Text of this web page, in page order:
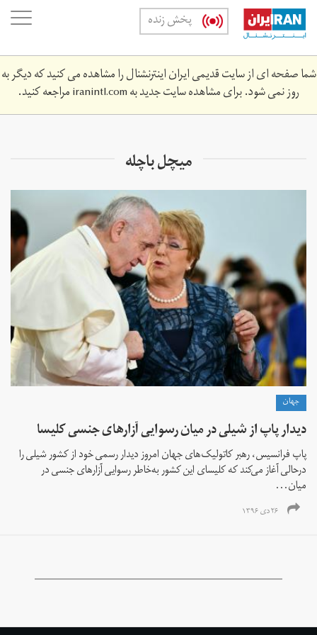
Skip
main
content
پخش زنده
شما صفحه ای از سایت قدیمی ایران اینترنشنال را مشاهده می کنید که دیگر به
روز نمی شود. برای مشاهده سایت جدید بهiranintl.comمراجعه کنید.
میچل باچله
جهان
دیدار پاپ از شیلی در میان رسوایی آزارهای جنسی کلیسا
پاپ فرانسیس، رهبر کاتولیک‌های جهان امروز دیدار رسمی خود از کشور شیلی را
درحالی آغاز می‌کند که کلیسای این کشور به‌خاطر رسوایی آزارهای جنسی در
میان...
۲۶ دی ۱۳۹۶